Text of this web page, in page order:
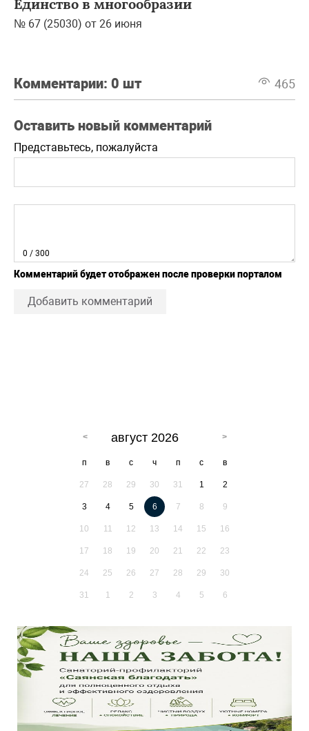
Единство в многообразии
№ 67 (25030) от 26 июня
Комментарии: 0 шт 465
Оставить новый комментарий
Представьтесь, пожалуйста
0 / 300
Комментарий будет отображен после проверки порталом
Добавить комментарий
август 2026
п в с ч п с в
27 28 29 30 31 1 2
3 4 5 6 7 8 9
10 11 12 13 14 15 16
17 18 19 20 21 22 23
24 25 26 27 28 29 30
31 1 2 3 4 5 6